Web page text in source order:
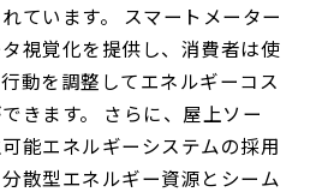
ています。 スマートメーター
視覚化を提供し、消費者は使
動を調整してエネルギーコス
きます。 さらに、屋上ソー
能エネルギーシステムの採用
散型エネルギー資源とシーム